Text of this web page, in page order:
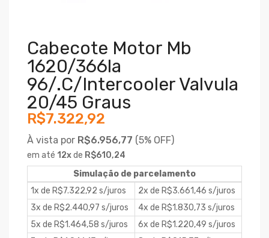
Cabecote Motor Mb
1620/366la
96/.c/intercooler Valvula
20/45 Graus
R$7.322,92
À vista por R$6.956,77 (5% OFF)
em até 12xde R$610,24
Simulação de parcelamento
1x de R$7.322,92 s/juros
2x de R$3.661,46 s/juros
3x de R$2.440,97 s/juros
4x de R$1.830,73 s/juros
5x de R$1.464,58 s/juros
6x de R$1.220,49 s/juros